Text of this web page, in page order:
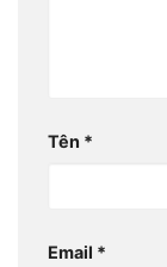
Tên *
Email *